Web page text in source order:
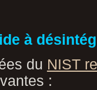
à
du NIST
: